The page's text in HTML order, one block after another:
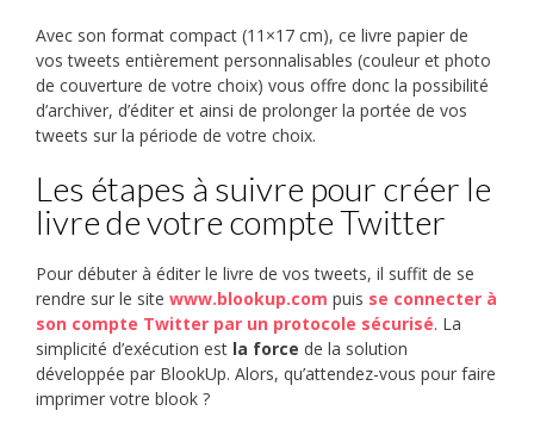
Avec son format compact (11×17 cm), ce livre papier de
vos tweets entièrement personnalisables (couleur et photo
de couverture de votre choix) vous offre donc la possibilité
d’archiver, d’éditer et ainsi de prolonger la portée de vos
tweets sur la période de votre choix.
Les étapes à suivre pour créer le
livre de votre compte Twitter
Pour débuter à éditer le livre de vos tweets, il suffit de se
rendre sur le site www.blookup.com puis se connecter à
son compte Twitter par un protocole sécurisé. La
simplicité d’exécution est la force de la solution
développée par BlookUp. Alors, qu’attendez-vous pour faire
imprimer votre blook ?